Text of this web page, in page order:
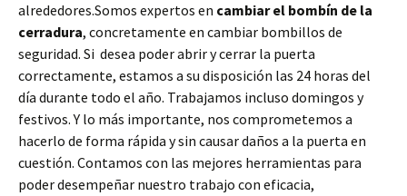
alrededores.Somos expertos en cambiar el bombín de la
cerradura, concretamente en cambiar bombillos de
seguridad. Si desea poder abrir y cerrar la puerta
correctamente, estamos a su disposición las 24 horas del
día durante todo el año. Trabajamos incluso domingos y
festivos. Y lo más importante, nos comprometemos a
hacerlo de forma rápida y sin causar daños a la puerta en
cuestión. Contamos con las mejores herramientas para
poder desempeñar nuestro trabajo con eficacia,